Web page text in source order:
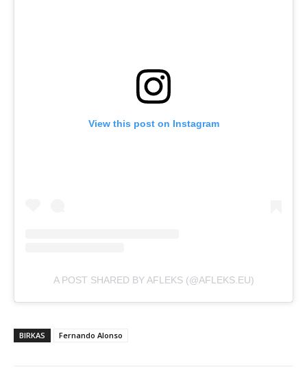
View this post on Instagram
A POST SHARED BY AFLEKS (@AFLEKS.EU)
BIRKAS Fernando Alonso